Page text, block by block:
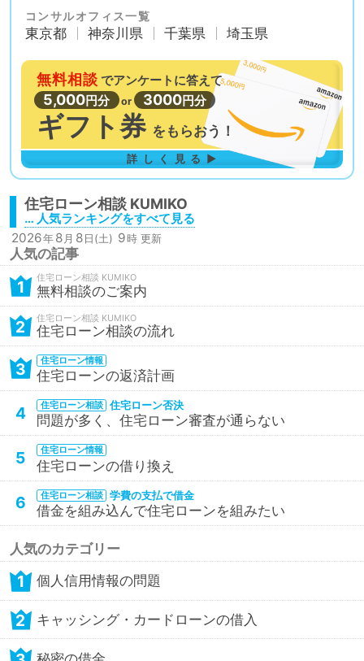
コンサルオフィス一覧
東京都 神奈川県 千葉県 埼玉県
無料相談 でアンケートに答えて
5,000円分 or 3000円分
ギフト券 を もらおう！
詳しく見る▶
住宅ローン相談
… 人気ランキングをすべて見る
2026年8 月 8 日(土) 9時 更新
人気の記事
1 住宅ローン相談
無料相談のご案内
2 住宅ローン相談
住宅ローン相談の流れ
3 住宅ローン情報
住宅ローンの返済計画
4 住宅ローン相談 住宅ローン否決
問題が多く、住宅ローン審査が通らない
5 住宅ローン情報
住宅ローンの借り換え
6 住宅ローン相談 学費の支払で借金
借金を組み込んで住宅ローンを組みたい
人気のカテゴリー
1 個人信用情報の問題
2 キャッシング・カードローンの借入